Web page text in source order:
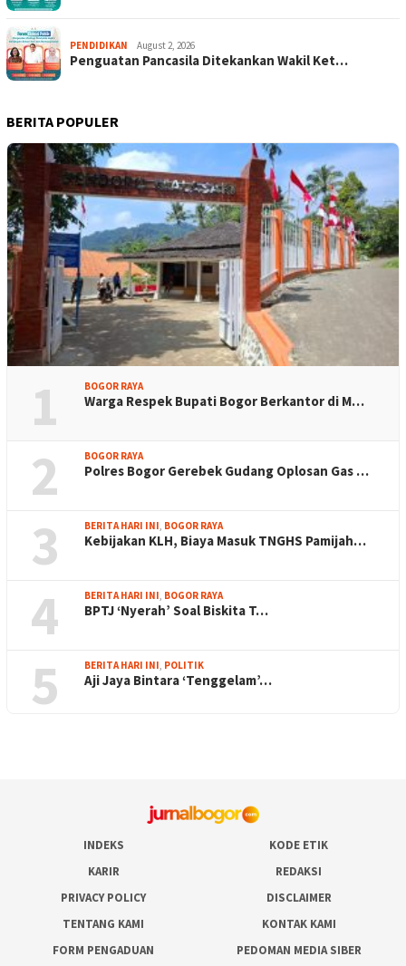
PENDIDIKAN August 2, 2026
Penguatan Pancasila Ditekankan Wakil Ket…
BERITA POPULER
1 BOGOR RAYA
Warga Respek Bupati Bogor Berkantor di M…
2 BOGOR RAYA
Polres Bogor Gerebek Gudang Oplosan Gas …
3 BERITA HARI INI BOGOR RAYA
Kebijakan KLH, Biaya Masuk TNGHS Pamijah…
4 BERITA HARI INI BOGOR RAYA
BPTJ ‘Nyerah’ Soal Biskita T…
5 BERITA HARI INI POLITIK
Aji Jaya Bintara ‘Tenggelam’…
INDEKS
KODE ETIK
KARIR
REDAKSI
PRIVACY POLICY
DISCLAIMER
TENTANG KAMI
KONTAK KAMI
FORM PENGADUAN
PEDOMAN MEDIA SIBER